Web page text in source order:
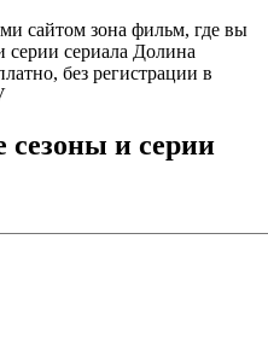
сайтом зона фильм, где вы
серии сериала Долина
без регистрации в
сезоны и серии